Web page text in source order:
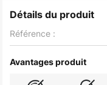
Détails du produit
Référence :
Avantages produit